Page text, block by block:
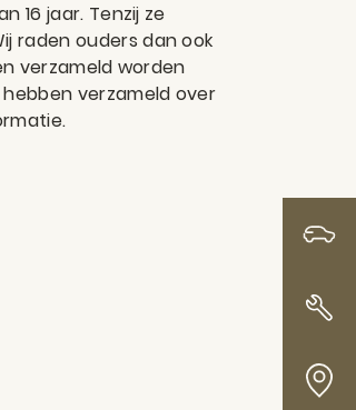
16 jaar. Tenzij ze
raden ouders dan ook
verzameld worden
verzameld over